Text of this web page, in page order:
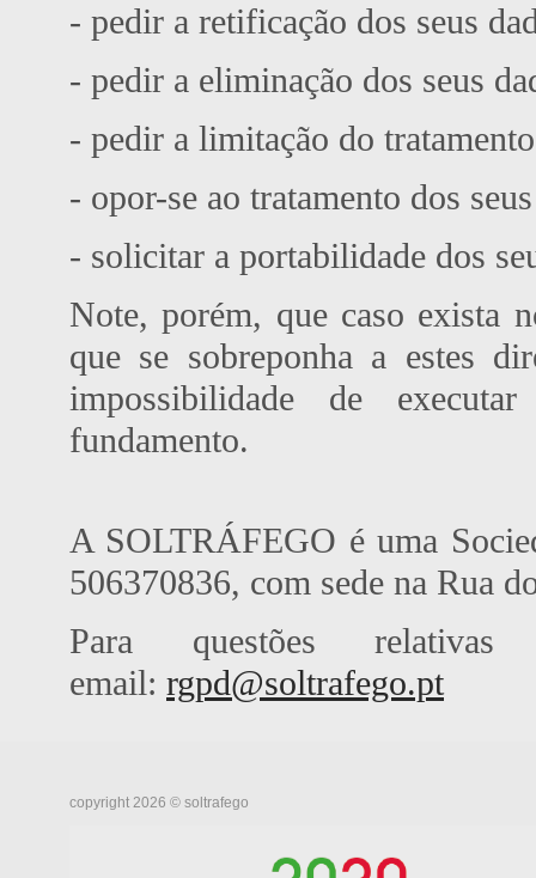
- pedir a retificação dos seus
- pedir a eliminação dos seus
- pedir a limitação do
- opor-se ao tratamento dos
- solicitar a portabilidade dos
Note, porém, que caso exista
que se sobreponha a estes
impossibilidade de
fundamento.
A SOLTRÁFEGO é uma
506370836, com sede na Rua
Para questões
email: rgpd@soltrafego.pt
copyright 2026 © soltrafego